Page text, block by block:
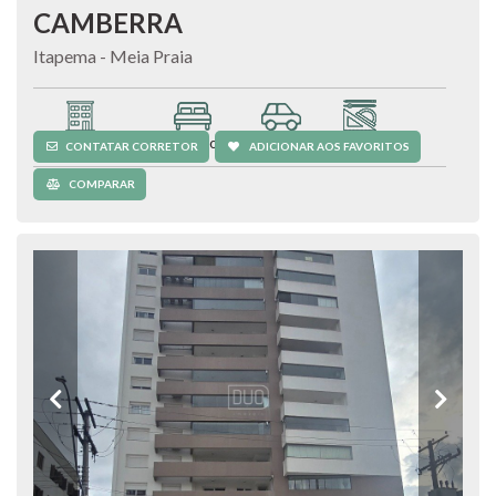
CAMBERRA
Itapema - Meia Praia
Apartamento 3 quartos 1 vaga 110 m²
CONTATAR CORRETOR ADICIONAR AOS FAVORITOS
COMPARAR